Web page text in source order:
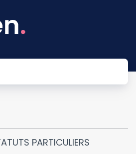
PARTICULIERS